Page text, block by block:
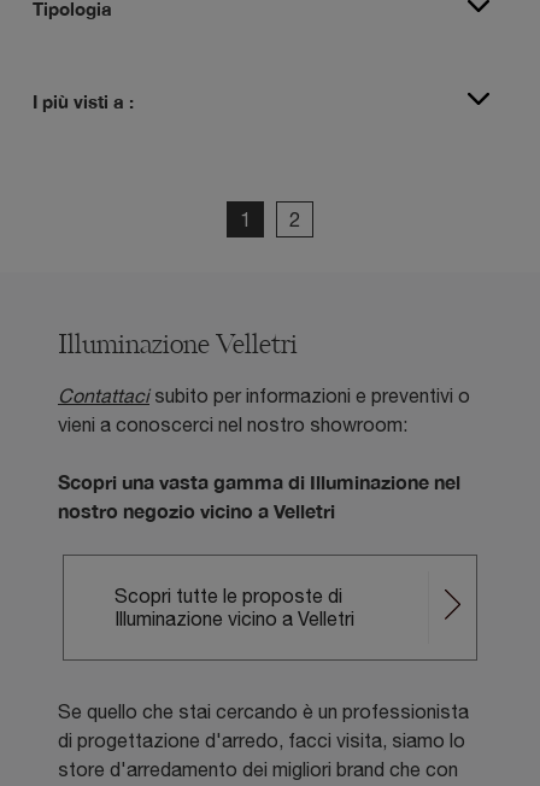
Tipologia
I più visti a :
1 2
Illuminazione Velletri
Contattacisubito per informazioni e preventivi o
vieni a conoscerci nel nostro showroom:
Scopri una vasta gamma di Illuminazione nel
nostro negozio vicino a Velletri
Scopri tutte le proposte di
Illuminazione vicino a Velletri
Se quello che stai cercando è un professionista
di progettazione d'arredo, facci visita, siamo lo
store d'arredamento dei migliori brand che con